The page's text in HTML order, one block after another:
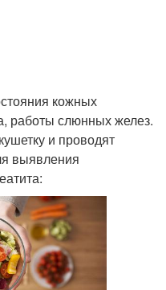
Алкогольный
панкреатит
Лекарственный
панкреатит
кожных
работы слюнных желез.
и проводят
выявления